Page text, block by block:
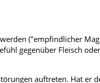
("empfindlicher
gegenüber Fleisch
auftreten. Hat er